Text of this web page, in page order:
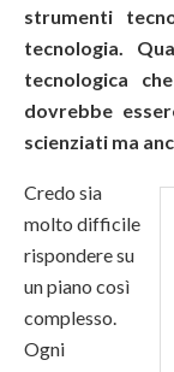
strumenti
tecnologia.
tecnologica
dovrebbe
scienziati ma
Credo sia
molto difficile
rispondere su
un piano così
complesso.
Ogni